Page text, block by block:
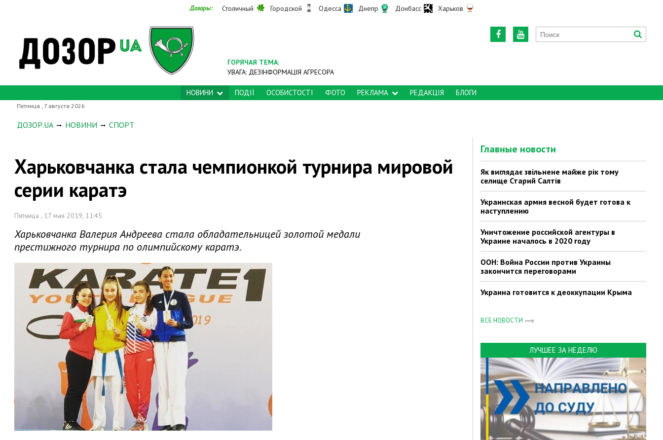
Дозоры: Столичный Городской Одесса Днепр Донбасс Харьков
ГОРЯЧАЯ ТЕМА:
УВАГА: ДЕЗІНФОРМАЦІЯ АГРЕСОРА
НОВИНИ ПОДІЇ ОСОБИСТОСТІ ФОТО РЕКЛАМА РЕДАКЦІЯ БЛОГИ
Пятница , 7 августа 2026
ДОЗОР.UA НОВИНИ СПОРТ
Харьковчанка стала чемпионкой турнира мировой
серии каратэ
Пятница , 17 мая 2019, 11:45
Харьковчанка Валерия Андреева стала обладательницей золотой медали
престижного турнира по олимпийскому каратэ.
Главные новости
Як виглядає звільнене майже рік тому
селище Старий Салтів
Украинская армия весной будет готова к
наступлению
Уничтожение российской агентуры в
Украине началось в 2020 году
ООН: Война России против Украины
закончится переговорами
Украина готовится к деоккупации Крыма
ВСЕ НОВОСТИ
ЛУЧШЕЕ ЗА НЕДЕЛЮ